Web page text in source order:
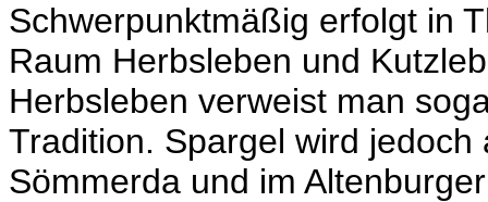
Schwerpunktmäßig erfolgt in
Raum Herbsleben und
Herbsleben verweist man
Tradition. Spargel wird
Sömmerda und im